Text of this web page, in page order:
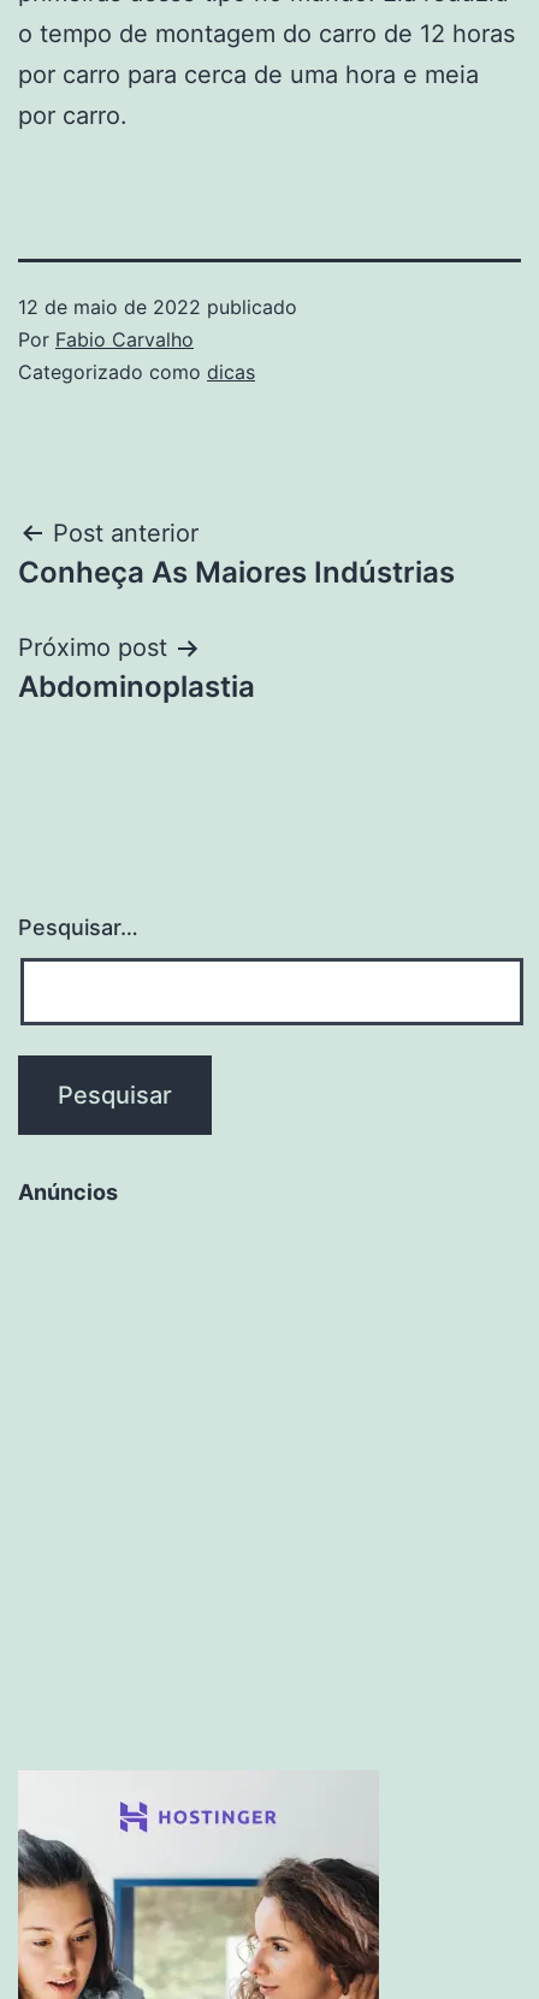
o tempo de montagem do carro de 12 horas
por carro para cerca de uma hora e meia
por carro.
12 de maio de 2022 publicado
Por Fabio Carvalho
Categorizado como dicas
Navegação
de
Post
Post anterior
Conheça As Maiores Indústrias
Próximo post
Abdominoplastia
Pesquisar…
Anúncios